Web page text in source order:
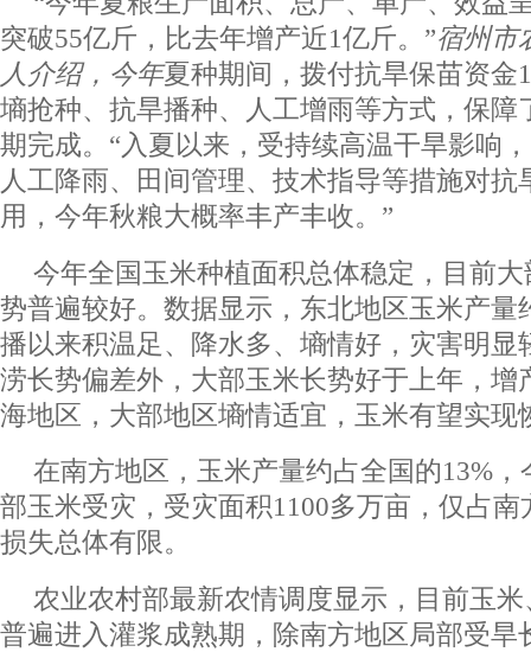
突破55亿斤，比去年增产近1亿斤。”宿州市
人介绍，今年夏种期间，拨付抗旱保苗资金
墒抢种、抗旱播种、人工增雨等方式，保障
期完成。“入夏以来，受持续高温干旱影响
人工降雨、田间管理、技术指导等措施对抗
用，今年秋粮大概率丰产丰收。”
今年全国玉米种植面积总体稳定，目前
势普遍较好。数据显示，东北地区玉米产量
播以来积温足、降水多、墒情好，灾害明显
涝长势偏差外，大部玉米长势好于上年，增
海地区，大部地区墒情适宜，玉米有望实现
在南方地区，玉米产量约占全国的13%
部玉米受灾，受灾面积1100多万亩，仅占
损失总体有限。
农业农村部最新农情调度显示，目前玉
普遍进入灌浆成熟期，除南方地区局部受旱